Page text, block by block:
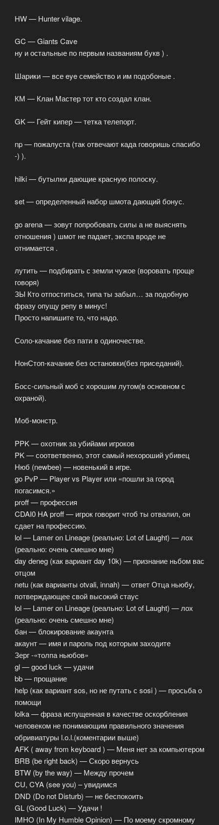
HW — Hunter vilage.
GC — Giants Cave
ну и остальные по первым названиям букв ) .
Шарики — все eye семейство и им подобоные .
КМ — Клан Мастер тот кто создал клан.
GK — Гейт кипер — тетка телепорт.
np — пожалуста (так отвечают када говоришь спасибо
-) ).
hilki — бутылки дающие красную полоску.
set — определенный набор шмота дающий бонус.
go arena — зовут попробовать силы а не выяснять
отношения ) шмот не падает, экспа вроде не
отнимается .
лутить — подбирать с земли чужое (воровать проще
говоря)
ЗЫ Кто отпоститься, типа ты забыл… за подобную
фразу опущу репу в минус!
Просто напишите то, что надо.
Соло-качание без пати в одиночестве.
НонСтоп-качание без остановки(без приседаний).
Босс-сильный моб с хорошим лутом(в основном с
охраной).
Моб-монстр.
PPK — охотник за убийами игроков
PK — соответвенно, этот самый нехороший убивец
Нюб (newbee) — новенький в игре.
go PvP — Player vs Player или «пошли за город
погасимся.»
proff — профессия
CDAI0 HA proff — игрок говорит чтоб ты отвалил, он
сдает на профессию.
lol — Lamer on Lineage (реально: Lot of Laught) — лох
(реально: очень смешно мне)
day deneg (как вариант day 10k) — признание ньбом вас
отцом
netu (как варианты otvali, innah) — ответ Отца ньюбу,
потверждающее свой высокий стаус
lol — Lamer on Lineage (реально: Lot of Laught) — лох
(реально: очень смешно мне)
бан — блокирование акаунта
акаунт — имя и пароль под которым заходите
Зерг -«толпа ньюбов»
gl — good luck — удачи
bb — прощание
help (как вариант sos, но не путать с sosi ) — просьба о
помощи
lolka — фраза испущенная в качестве оскорбления
человеком не понимающим правильного значения
обривиатуры l.o.l.(коментарии выше)
AFK ( away from keyboard ) — Меня нет за компьютером
BRB (be right back) — Скоро вернусь
BTW (by the way) — Между прочем
CU, CYA (see you) – увидимся
DND (Do not Disturb) — не беспокоить
GL (Good Luck) — Удачи !
IMHO (In My Humble Opinion) — По моему скромному